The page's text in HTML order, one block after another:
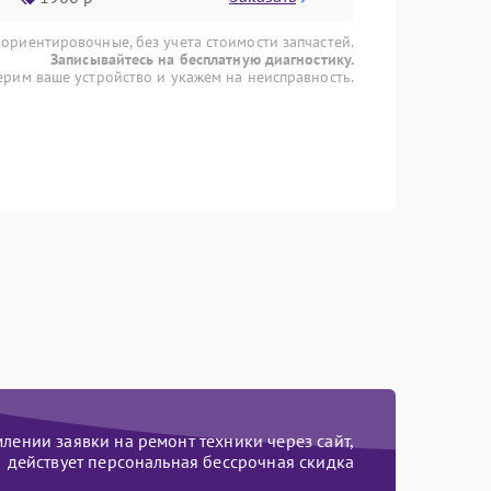
без учета стоимости запчастей.
Записывайтесь на бесплатную диагностику.
ваше устройство и укажем на неисправность.
заявки на ремонт техники через сайт,
действует персональная бессрочная скидка